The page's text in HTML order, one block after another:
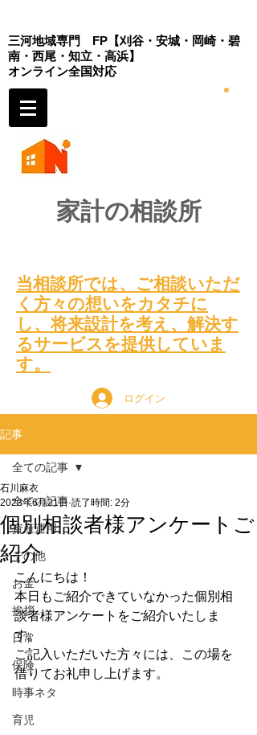
三河地域専門 FP 【刈谷・安城・岡崎・ 碧
南・西尾・知立・高浜】
​オンライン全国対応
家計の相談所
当相談所では、 ご相談いただ
く方々の想いをカタチに
し、将来設計を考え 、解決す
るサービスを提供していま
す。
ログイン
記事
全ての記事
資産運用
その他
お金
挨拶
日常
保険
時事ネタ
育児
全ての記事
個別相談者様アンケートご
紹介
石川麻衣
2023年6月21日 読了時間: 2分
こんにちは！
本日もご紹介できていなかった個別相
談者様アンケートをご紹介いたしま
す。
ご記入いただいた方々には、この場を
借りてお礼申し上げます。